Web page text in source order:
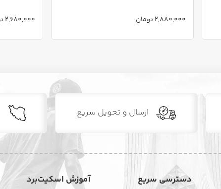
2,880,000 تومان 2,680,000 تومان
ارسال و تحویل سریع
دسترسی سریع آموزش اسکیت‌برد